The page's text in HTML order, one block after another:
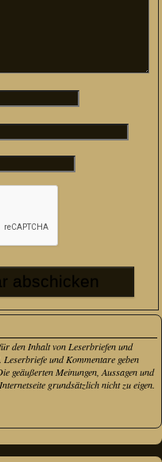
den Inhalt von Leserbriefen und
und Kommentare geben
geäußerten Meinungen, Aussagen und
grundsätzlich nicht zu eigen.